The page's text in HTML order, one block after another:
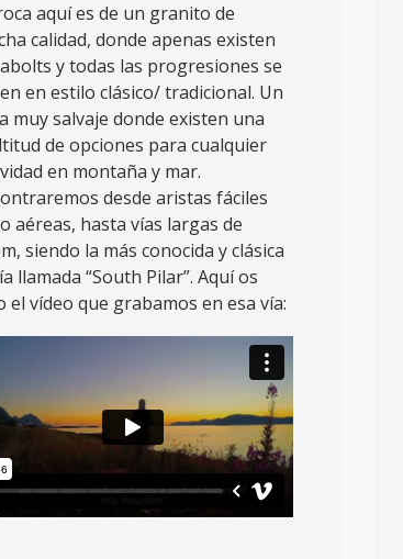
aquí es de un granito de
calidad, donde apenas existen
y todas las progresiones se
en estilo clásico/ tradicional. Un
muy salvaje donde existen una
de opciones para cualquier
en montaña y mar.
desde aristas fáciles
aéreas, hasta vías largas de
siendo la más conocida y clásica
llamada “South Pilar”. Aquí os
el vídeo que grabamos en esa vía: